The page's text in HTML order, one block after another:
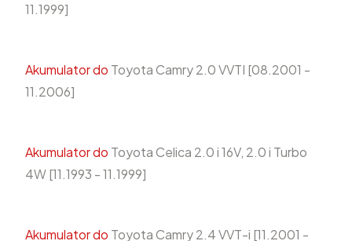
11.1999]
Akumulator do Toyota Camry 2.0 VVTI [08.2001 -
11.2006]
Akumulator do Toyota Celica 2.0 i 16V, 2.0 i Turbo
4W [11.1993 - 11.1999]
Akumulator do Toyota Camry 2.4 VVT-i [11.2001 -